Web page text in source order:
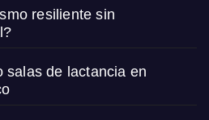
resiliente sin
salas de lactancia en